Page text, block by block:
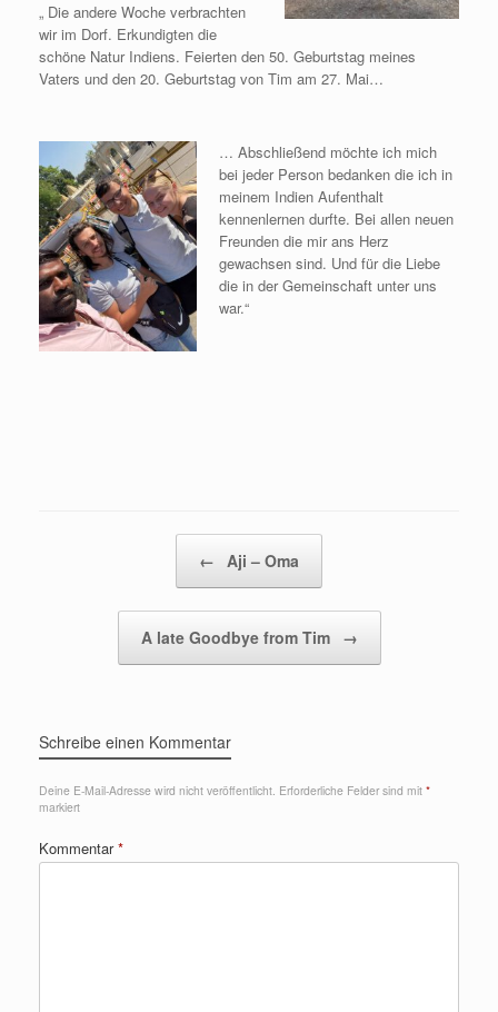
„ Die andere Woche verbrachten
wir im Dorf. Erkundigten die
schöne Natur Indiens. Feierten den 50. Geburtstag meines
Vaters und den 20. Geburtstag von Tim am 27. Mai…
… Abschließend möchte ich mich
bei jeder Person bedanken die ich in
meinem Indien Aufenthalt
kennenlernen durfte. Bei allen neuen
Freunden die mir ans Herz
gewachsen sind. Und für die Liebe
die in der Gemeinschaft unter uns
war.“
← Aji – Oma
A late Goodbye from Tim →
Schreibe einen Kommentar
Deine E-Mail-Adresse wird nicht veröffentlicht. Erforderliche Felder sind mit *
markiert
Kommentar*